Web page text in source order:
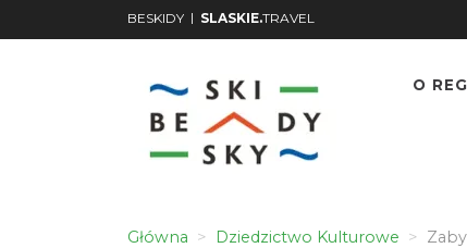
BESKIDY | SLASKIE.TRAVEL
O
Główna Dziedzictwo Kulturowe